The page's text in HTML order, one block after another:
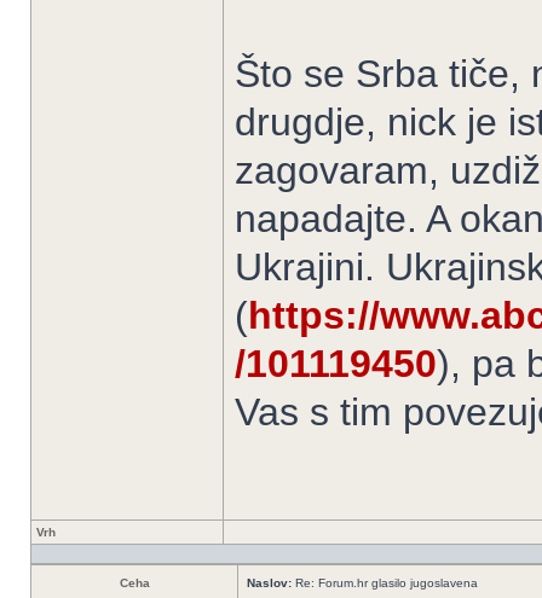
Što se Srba tiče,
drugdje, nick je
zagovaram,
napadajte. A
Ukrajini.
(https://
/101119450), pa
Vas s tim
Vrh
Ceha Naslov: Re: Forum.hr glasilo jugoslavena